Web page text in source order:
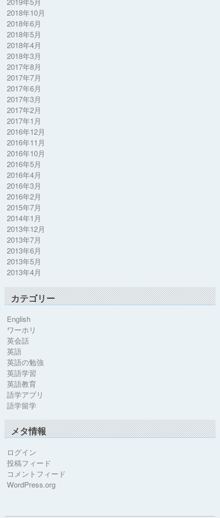
2018年10月
2018年6月
2018年5月
2018年4月
2018年3月
2017年8月
2017年7月
2017年6月
2017年3月
2017年2月
2017年1月
2016年12月
2016年11月
2016年10月
2016年5月
2016年4月
2016年3月
2016年2月
2015年7月
2014年1月
2013年12月
2013年7月
2013年6月
2013年5月
2013年4月
カテゴリー
English
ワーホリ
英会話
英語
英語の勉強
英語学習
英語教育
語学アプリ
語学留学
メタ情報
ログイン
投稿フィード
コメントフィード
WordPress.org